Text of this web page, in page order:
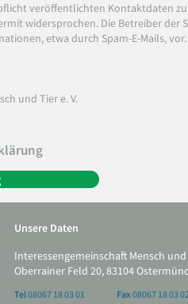
veröffentlichten Kontaktdaten
widersprochen. Die Betreiber der
etwa durch Spam-E-Mails, vor.
und Tier e. V.
Unsere Daten
Interessengemeinschaft Mensch und
Oberrainer Feld 20, 83104
Tel08067 18 03 01 Fax08067 18 03